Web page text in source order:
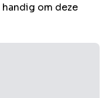
om deze